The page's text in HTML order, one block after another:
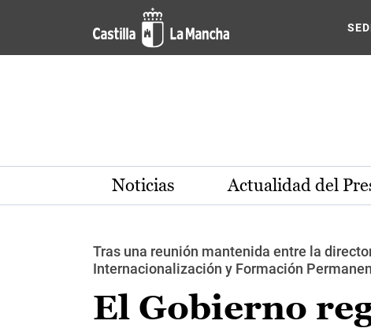
Pasar al contenido principal
Noticias Actualidad del
Tras una reunión mantenida entre la
Internacionalización y Formación
El Gobierno